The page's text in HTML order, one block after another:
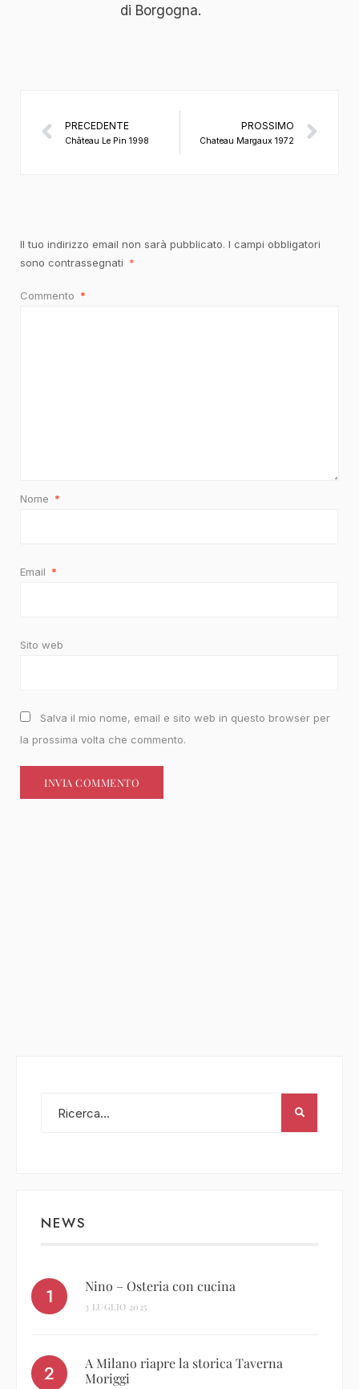
di Borgogna.
PRECEDENTE
Château Le Pin 1998
PROSSIMO
Chateau Margaux 1972
Il tuo indirizzo email non sarà pubblicato. I campi obbligatori
sono contrassegnati *
Commento *
Nome *
Email *
Sito web
Salva il mio nome, email e sito web in questo browser per
la prossima volta che commento.
NEWS
Nino – Osteria con cucina
3 LUGLIO 2025
A Milano riapre la storica Taverna
Moriggi